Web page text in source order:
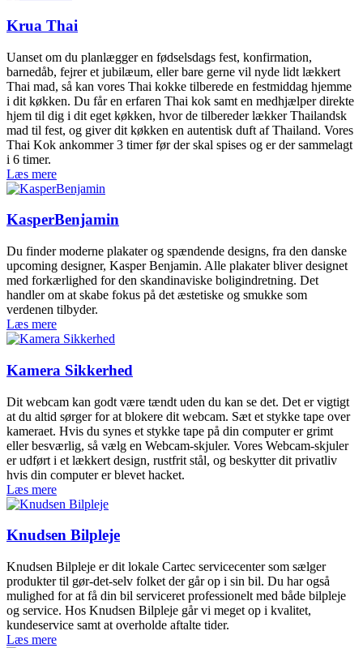
Krua Thai
Uanset om du planlægger en fødselsdags fest, konfirmation,
barnedåb, fejrer et jubilæum, eller bare gerne vil nyde lidt lækkert
Thai mad, så kan vores Thai kokke tilberede en festmiddag hjemme
i dit køkken. Du får en erfaren Thai kok samt en medhjælper direkte
hjem til dig i dit eget køkken, hvor de tilbereder lækker Thailandsk
mad til fest, og giver dit køkken en autentisk duft af Thailand. Vores
Thai Kok ankommer 3 timer før der skal spises og er der sammelagt
i 6 timer.
Læs mere
KasperBenjamin
Du finder moderne plakater og spændende designs, fra den danske
upcoming designer, Kasper Benjamin. Alle plakater bliver designet
med forkærlighed for den skandinaviske boligindretning. Det
handler om at skabe fokus på det æstetiske og smukke som
verdenen tilbyder.
Læs mere
Kamera Sikkerhed
Dit webcam kan godt være tændt uden du kan se det. Det er vigtigt
at du altid sørger for at blokere dit webcam. Sæt et stykke tape over
kameraet. Hvis du synes et stykke tape på din computer er grimt
eller besværlig, så vælg en Webcam-skjuler. Vores Webcam-skjuler
er udført i et lækkert design, rustfrit stål, og beskytter dit privatliv
hvis din computer er blevet hacket.
Læs mere
Knudsen Bilpleje
Knudsen Bilpleje er dit lokale Cartec servicecenter som sælger
produkter til gør-det-selv folket der går op i sin bil. Du har også
mulighed for at få din bil serviceret professionelt med både bilpleje
og service. Hos Knudsen Bilpleje går vi meget op i kvalitet,
kundeservice samt at overholde aftalte tider.
Læs mere